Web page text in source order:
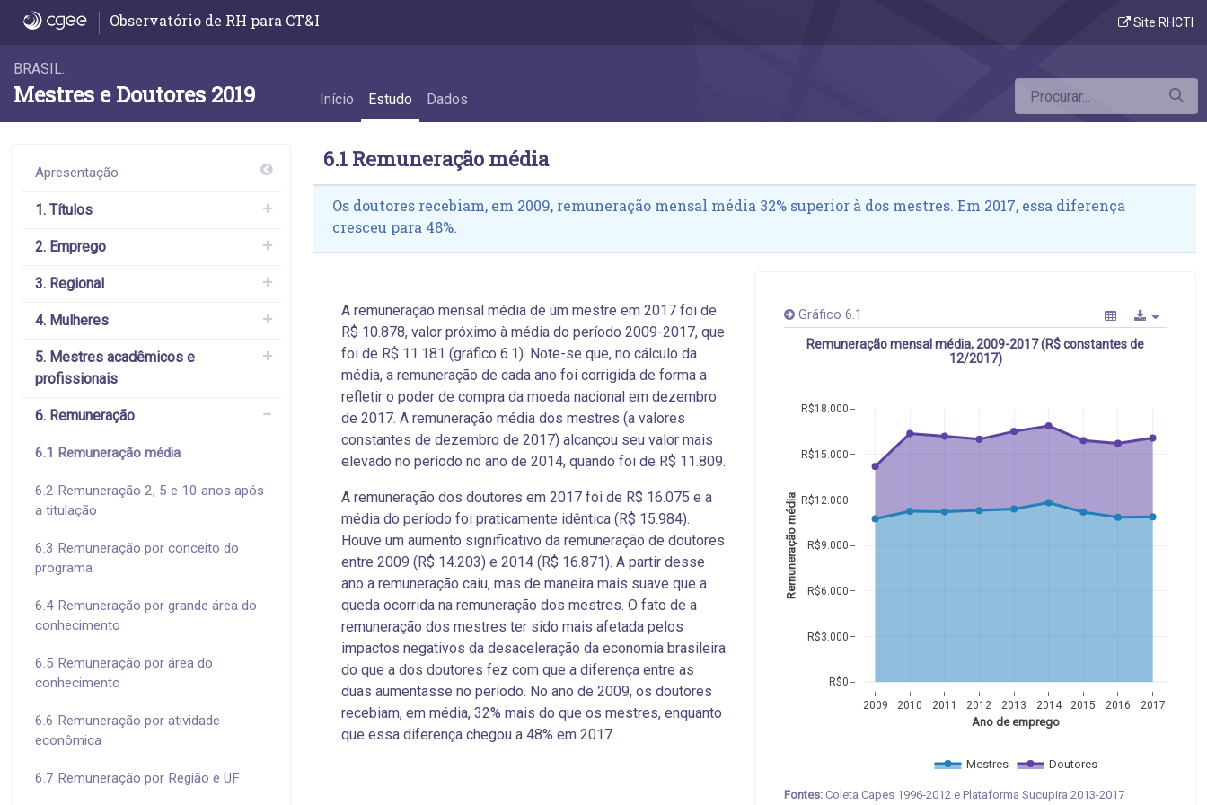
6.1 Remuneração média - 6.1 Remuneração média
Observatório de RH para CT&I Site RHCTI
BRASIL:
Mestres e Doutores 2019 Início Estudo Dados
Apresentação
1. Títulos
2. Emprego
3. Regional
4. Mulheres
5. Mestres acadêmicos e
profissionais
6. Remuneração
6.1 Remuneração média
6.2 Remuneração 2, 5 e 10 anos após
a titulação
6.3 Remuneração por conceito do
programa
6.4 Remuneração por grande área do
conhecimento
6.5 Remuneração por área do
conhecimento
6.6 Remuneração por atividade
econômica
6.7 Remuneração por Região e UF
6.1 Remuneração média
Os doutores recebiam, em 2009, remuneração mensal média 32% superior à dos mestres. Em 2017, essa diferença
cresceu para 48%.
A remuneração mensal média de um mestre em 2017 foi de
R$ 10.878, valor próximo à média do período 2009-2017, que
foi de R$ 11.181 (gráfico 6.1). Note-se que, no cálculo da
média, a remuneração de cada ano foi corrigida de forma a
refletir o poder de compra da moeda nacional em dezembro
de 2017. A remuneração média dos mestres (a valores
constantes de dezembro de 2017) alcançou seu valor mais
elevado no período no ano de 2014, quando foi de R$ 11.809.
A remuneração dos doutores em 2017 foi de R$ 16.075 e a
média do período foi praticamente idêntica (R$ 15.984).
Houve um aumento significativo da remuneração de doutores
entre 2009 (R$ 14.203) e 2014 (R$ 16.871). A partir desse
ano a remuneração caiu, mas de maneira mais suave que a
queda ocorrida na remuneração dos mestres. O fato de a
remuneração dos mestres ter sido mais afetada pelos
impactos negativos da desaceleração da economia brasileira
do que a dos doutores fez com que a diferença entre as
duas aumentasse no período. No ano de 2009, os doutores
recebiam, em média, 32% mais do que os mestres, enquanto
que essa diferença chegou a 48% em 2017.
Gráfico 6.1
Remuneração mensal média, 2009-2017 (R$ constantes de
12/2017)
2009 2010 2011 2012 2013 2014 2015 2016 2017
R$0
R$3.000
R$6.000
R$9.000
R$12.000
R$15.000
R$18.000
Mestres Doutores
Ano de emprego
Remuneração média
Fontes: Coleta Capes 1996-2012 e Plataforma Sucupira 2013-2017